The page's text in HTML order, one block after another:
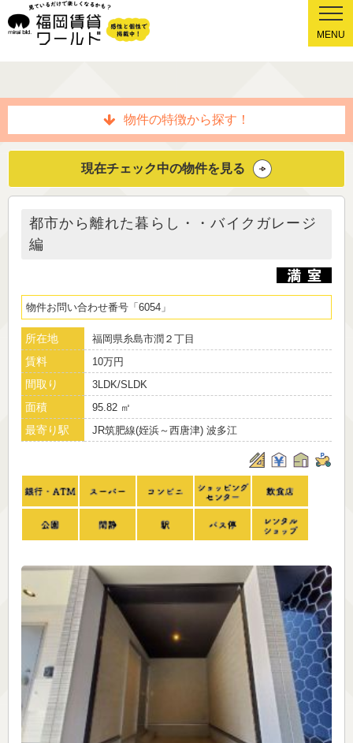
MENU
物件の特徴から探す！
現在チェック中の物件を見る
都市から離れた暮らし・・バイクガレージ
編
物件お問い合わせ番号 6054
所在地 福岡県糸島市潤２丁目
賃料 10万円
間取り 3LDK/SLDK
面積 95.82 ㎡
最寄り駅 JR筑肥線(姪浜～西唐津) 波多江